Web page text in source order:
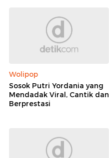
Wolipop
Sosok Putri Yordania yang
Mendadak Viral, Cantik dan
Berprestasi